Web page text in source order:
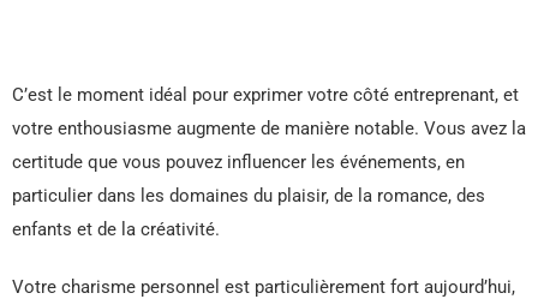
C’est le moment idéal pour exprimer votre côté entreprenant, et
votre enthousiasme augmente de manière notable. Vous avez la
certitude que vous pouvez influencer les événements, en
particulier dans les domaines du plaisir, de la romance, des
enfants et de la créativité.
Votre charisme personnel est particulièrement fort aujourd’hui,